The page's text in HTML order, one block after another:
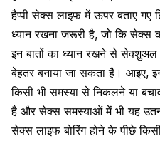
हैप्पी सेक्स लाइफ में ऊपर बताए गए
ध्यान रखना जरूरी है, जो कि सेक्स
इन बातों का ध्यान रखने से
बेहतर बनाया जा सकता है। आइए,
किसी भी समस्या से निकलने या
है और सेक्स समस्याओं में भी यह
सेक्स लाइफ बोरिंग होने के पीछे